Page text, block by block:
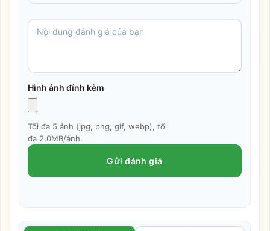
Hình ảnh đính kèm
Tối đa 5 ảnh (jpg, png, gif, webp), tối
đa 2,0MB/ảnh.
Gửi đánh giá